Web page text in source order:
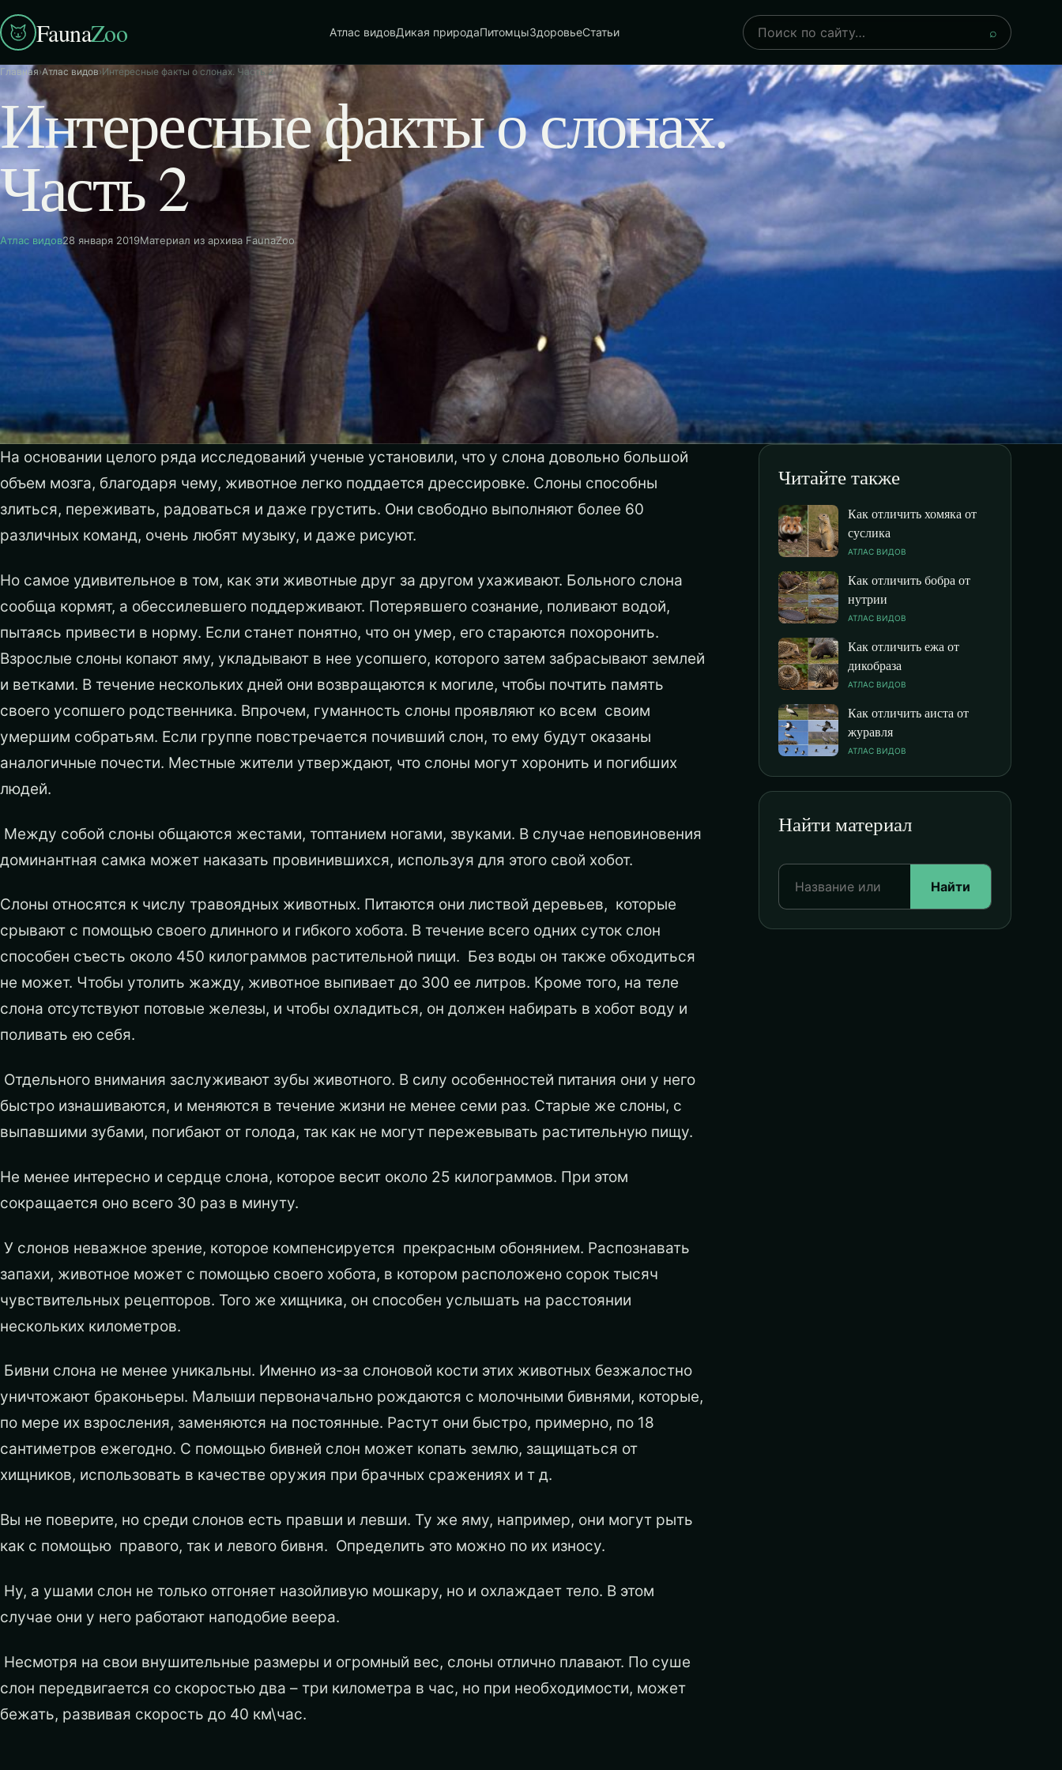
FaunaZoo Атлас видовДикая природаПитомцыЗдоровьеСтатьи
Поиск
⌕
Главная›Атлас видов›Интересные факты о слонах. Часть 2
Интересные факты о слонах.
Часть 2
Атлас видов28 января 2019Материал из архива FaunaZoo
На основании целого ряда исследований ученые установили, что у слона довольно большой
объем мозга, благодаря чему, животное легко поддается дрессировке. Слоны способны
злиться, переживать, радоваться и даже грустить. Они свободно выполняют более 60
различных команд, очень любят музыку, и даже рисуют.
Но самое удивительное в том, как эти животные друг за другом ухаживают. Больного слона
сообща кормят, а обессилевшего поддерживают. Потерявшего сознание, поливают водой,
пытаясь привести в норму. Если станет понятно, что он умер, его стараются похоронить.
Взрослые слоны копают яму, укладывают в нее усопшего, которого затем забрасывают землей
и ветками. В течение нескольких дней они возвращаются к могиле, чтобы почтить память
своего усопшего родственника. Впрочем, гуманность слоны проявляют ко всем своим
умершим собратьям. Если группе повстречается почивший слон, то ему будут оказаны
аналогичные почести. Местные жители утверждают, что слоны могут хоронить и погибших
людей.
Между собой слоны общаются жестами, топтанием ногами, звуками. В случае неповиновения
доминантная самка может наказать провинившихся, используя для этого свой хобот.
Слоны относятся к числу травоядных животных. Питаются они листвой деревьев, которые
срывают с помощью своего длинного и гибкого хобота. В течение всего одних суток слон
способен съесть около 450 килограммов растительной пищи. Без воды он также обходиться
не может. Чтобы утолить жажду, животное выпивает до 300 ее литров. Кроме того, на теле
слона отсутствуют потовые железы, и чтобы охладиться, он должен набирать в хобот воду и
поливать ею себя.
Отдельного внимания заслуживают зубы животного. В силу особенностей питания они у него
быстро изнашиваются, и меняются в течение жизни не менее семи раз. Старые же слоны, с
выпавшими зубами, погибают от голода, так как не могут пережевывать растительную пищу.
Не менее интересно и сердце слона, которое весит около 25 килограммов. При этом
сокращается оно всего 30 раз в минуту.
У слонов неважное зрение, которое компенсируется прекрасным обонянием. Распознавать
запахи, животное может с помощью своего хобота, в котором расположено сорок тысяч
чувствительных рецепторов. Того же хищника, он способен услышать на расстоянии
нескольких километров.
Бивни слона не менее уникальны. Именно из-за слоновой кости этих животных безжалостно
уничтожают браконьеры. Малыши первоначально рождаются с молочными бивнями, которые,
по мере их взросления, заменяются на постоянные. Растут они быстро, примерно, по 18
сантиметров ежегодно. С помощью бивней слон может копать землю, защищаться от
хищников, использовать в качестве оружия при брачных сражениях и т д.
Вы не поверите, но среди слонов есть правши и левши. Ту же яму, например, они могут рыть
как с помощью правого, так и левого бивня. Определить это можно по их износу.
Ну, а ушами слон не только отгоняет назойливую мошкару, но и охлаждает тело. В этом
случае они у него работают наподобие веера.
Несмотря на свои внушительные размеры и огромный вес, слоны отлично плавают. По суше
слон передвигается со скоростью два – три километра в час, но при необходимости, может
бежать, развивая скорость до 40 км\час.
Читайте также
Как отличить хомяка от
суслика
АТЛАС ВИДОВ
Как отличить бобра от
нутрии
АТЛАС ВИДОВ
Как отличить ежа от
дикобраза
АТЛАС ВИДОВ
Как отличить аиста от
журавля
АТЛАС ВИДОВ
Найти материал
Найти